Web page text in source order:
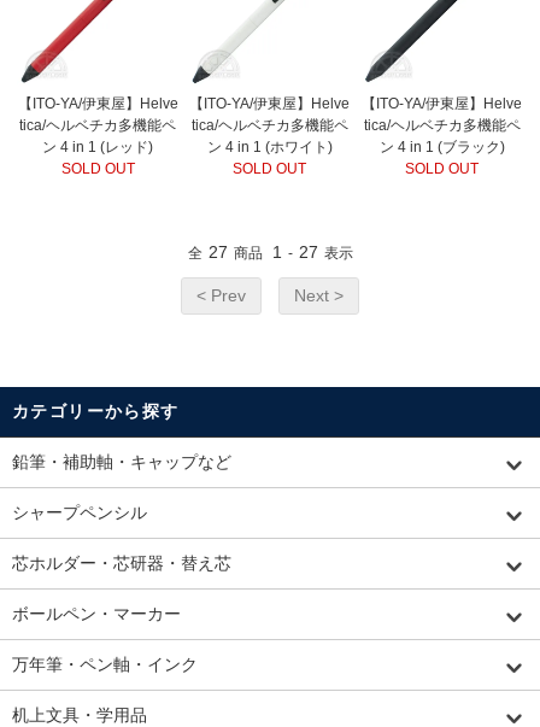
【ITO-YA/伊東屋】Helve
tica/ヘルベチカ多機能ペ
ン 4 in 1 (レッド)
SOLD OUT
【ITO-YA/伊東屋】Helve
tica/ヘルベチカ多機能ペ
ン 4 in 1 (ホワイト)
SOLD OUT
【ITO-YA/伊東屋】Helve
tica/ヘルベチカ多機能ペ
ン 4 in 1 (ブラック)
SOLD OUT
全 27 商品 1 - 27 表示
< Prev Next >
カテゴリーから探す
鉛筆・補助軸・キャップなど
シャープペンシル
芯ホルダー・芯研器・替え芯
ボールペン・マーカー
万年筆・ペン軸・インク
机上文具・学用品